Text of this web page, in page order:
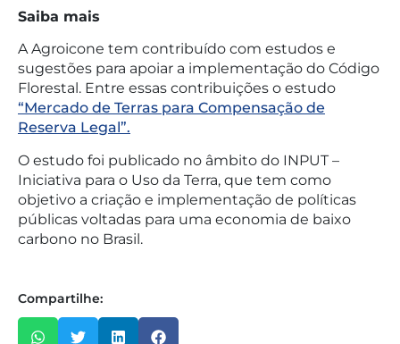
Saiba mais
A Agroicone tem contribuído com estudos e
sugestões para apoiar a implementação do Código
Florestal. Entre essas contribuições o estudo
“Mercado de Terras para Compensação de
Reserva Legal”.
O estudo foi publicado no âmbito do INPUT –
Iniciativa para o Uso da Terra, que tem como
objetivo a criação e implementação de políticas
públicas voltadas para uma economia de baixo
carbono no Brasil.
Compartilhe: